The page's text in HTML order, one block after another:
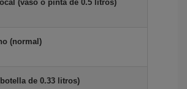
(vaso o pinta de 0.5 litros)
(normal)
de 0.33 litros)